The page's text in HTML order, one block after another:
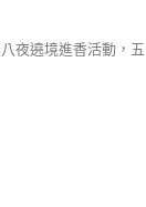
夜遶境進香活動，五